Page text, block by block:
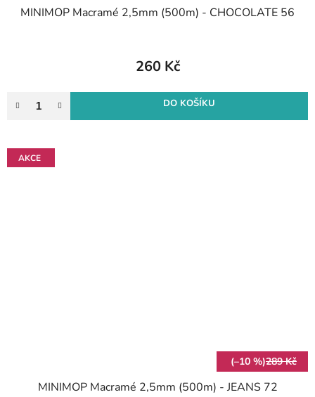
MINIMOP Macramé 2,5mm (500m) - CHOCOLATE 56
260 Kč
DO KOŠÍKU
AKCE
(–10 %)289 Kč
MINIMOP Macramé 2,5mm (500m) - JEANS 72